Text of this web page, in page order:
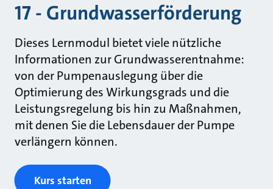
17 - Grundwasserförderung
Dieses Lernmodul bietet viele nützliche
Informationen zur Grundwasserentnahme:
von der Pumpenauslegung über die
Optimierung des Wirkungsgrads und die
Leistungsregelung bis hin zu Maßnahmen,
mit denen Sie die Lebensdauer der Pumpe
verlängern können.
Kurs starten